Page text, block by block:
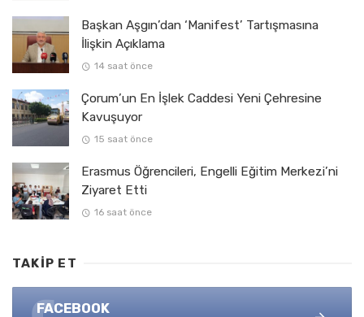
Başkan Aşgın’dan ‘Manifest’ Tartışmasına
İlişkin Açıklama
14 saat önce
Çorum’un En İşlek Caddesi Yeni Çehresine
Kavuşuyor
15 saat önce
Erasmus Öğrencileri, Engelli Eğitim Merkezi’ni
Ziyaret Etti
16 saat önce
TAKIP ET
FACEBOOK